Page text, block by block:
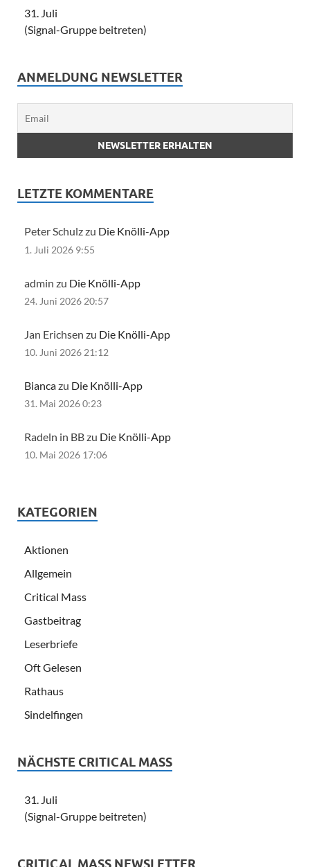
31. Juli
(Signal-Gruppe beitreten)
ANMELDUNG NEWSLETTER
LETZTE KOMMENTARE
Peter Schulz zu Die Knölli-App
1. Juli 2026 9:55
admin zu Die Knölli-App
24. Juni 2026 20:57
Jan Erichsen zu Die Knölli-App
10. Juni 2026 21:12
Biancazu Die Knölli-App
31. Mai 2026 0:23
Radeln in BB zu Die Knölli-App
10. Mai 2026 17:06
KATEGORIEN
Aktionen
Allgemein
Critical Mass
Gastbeitrag
Leserbriefe
Oft Gelesen
Rathaus
Sindelfingen
NÄCHSTE CRITICAL MASS
31. Juli
(Signal-Gruppe beitreten)
CRITICAL MASS NEWSLETTER